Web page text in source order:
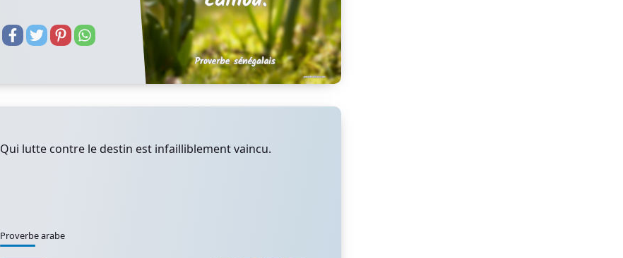
Qui lutte contre le destin est infailliblement vaincu.
Proverbe arabe